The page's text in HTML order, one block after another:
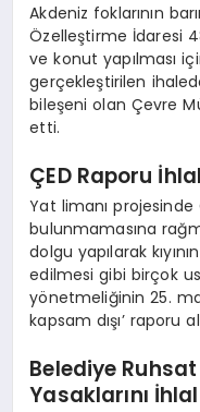
Akdeniz foklarının
Özelleştirme İdaresi
ve konut yapılması
gerçekleştirilen
bileşeni olan Çevre
etti.
ÇED Raporu
Yat limanı
bulunmamasına
dolgu yapılarak
edilmesi gibi birçok
yönetmeliğinin 25.
kapsam dışı’ raporu
Belediye
Yasaklarını İhlal